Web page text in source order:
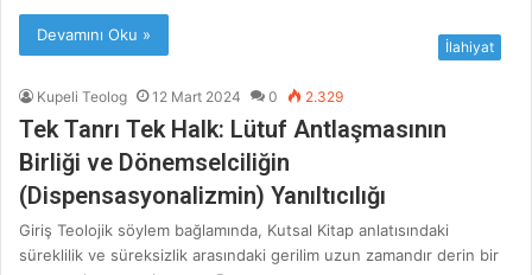
Devamını Oku »
İlahiyat
Kupeli Teolog 12 Mart 2024 0 2.329
Tek Tanrı Tek Halk: Lütuf Antlaşmasının
Birliği ve Dönemselciliğin
(Dispensasyonalizmin) Yanıltıcılığı
Giriş Teolojik söylem bağlamında, Kutsal Kitap anlatısındaki
süreklilik ve süreksizlik arasındaki gerilim uzun zamandır derin bir